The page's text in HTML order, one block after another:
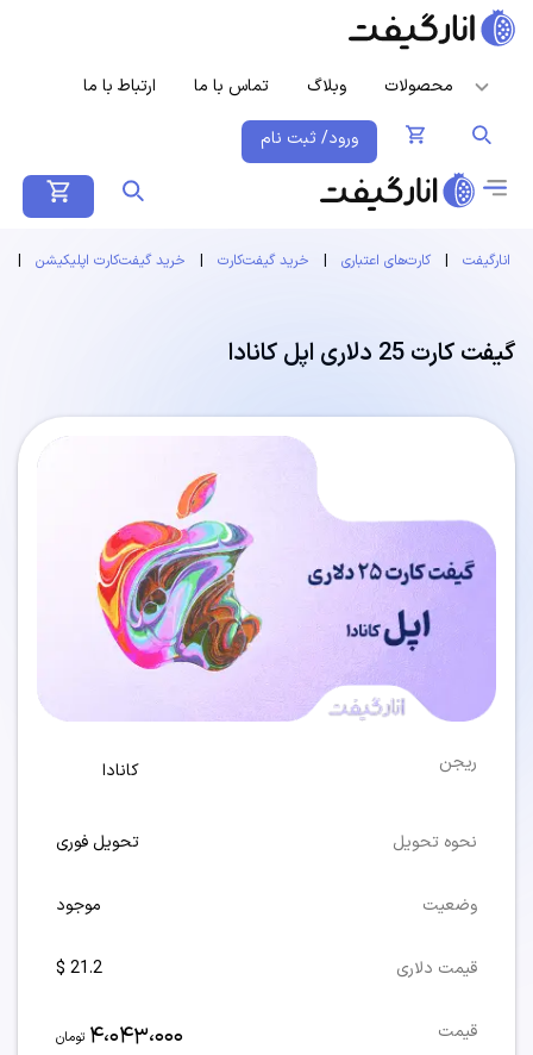
محصولات وبلاگ تماس با ما ارتباط با ما
ورود/ ثبت نام
انارگیفت | کارت‌های اعتباری | خرید گیفت‌کارت | خرید گیفت‌کارت اپلیکیشن |
گیفت کارت 25 دلاری اپل کانادا
ریجن کانادا
نحوه تحویل تحویل فوری
وضعیت موجود
قیمت دلاری 21.2 $
قیمت 4،043،000 تومان